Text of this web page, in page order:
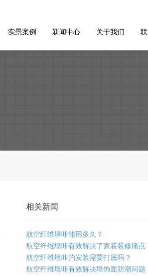
实景案例 新闻中心 关于我们
相关新闻
航空纤维墙咔能用多久？
航空纤维墙咔有效解决了家装装修痛点
航空纤维墙咔的安装需要打底吗？
航空纤维墙咔有效解决墙饰面防潮问题